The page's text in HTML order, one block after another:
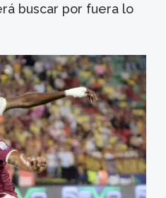
buscar por fuera lo